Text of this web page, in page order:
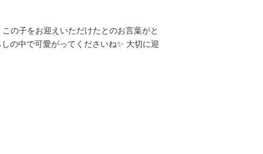
の子をお迎えいただけたとのお言葉がと
の中で可愛がってくださいね✨ 大切に迎